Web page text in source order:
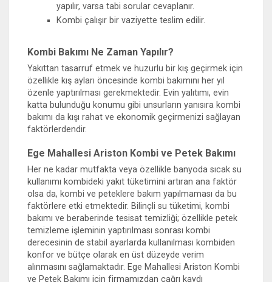
yapılır, varsa tabi sorular cevaplanır.
Kombi çalışır bir vaziyette teslim edilir.
Kombi Bakımı Ne Zaman Yapılır?
Yakıttan tasarruf etmek ve huzurlu bir kış geçirmek için
özellikle kış ayları öncesinde kombi bakımını her yıl
özenle yaptırılması gerekmektedir. Evin yalıtımı, evin
katta bulunduğu konumu gibi unsurların yanısıra kombi
bakımı da kışı rahat ve ekonomik geçirmenizi sağlayan
faktörlerdendir.
Ege Mahallesi Ariston Kombi ve Petek Bakımı
Her ne kadar mutfakta veya özellikle banyoda sıcak su
kullanımı kombideki yakıt tüketimini artıran ana faktör
olsa da, kombi ve peteklere bakım yapılmaması da bu
faktörlere etki etmektedir. Bilinçli su tüketimi, kombi
bakımı ve beraberinde tesisat temizliği; özellikle petek
temizleme işleminin yaptırılması sonrası kombi
derecesinin de stabil ayarlarda kullanılması kombiden
konfor ve bütçe olarak en üst düzeyde verim
alınmasını sağlamaktadır. Ege Mahallesi Ariston Kombi
ve Petek Bakımı için firmamızdan çağrı kaydı